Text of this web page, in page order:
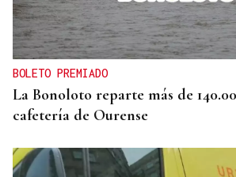
Muere a los 50 años el DJ francés
del icónico tema "Nightcall"
BOLETO PREMIADO
La Bonoloto reparte más de
cafetería de Ourense